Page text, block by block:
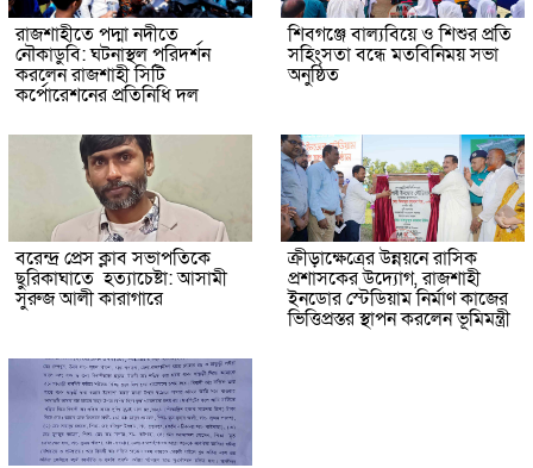
রাজশাহীতে পদ্মা নদীতে
নৌকাডুবি: ঘটনাস্থল পরিদর্শন
করলেন রাজশাহী সিটি
কর্পোরেশনের প্রতিনিধি দল
শিবগঞ্জে বাল্যবিয়ে ও শিশুর প্রতি
সহিংসতা বন্ধে মতবিনিময় সভা
অনুষ্ঠিত
বরেন্দ্র প্রেস ক্লাব সভাপতিকে
ছুরিকাঘাতে হত্যাচেষ্টা: আসামী
সুরুজ আলী কারাগারে
ক্রীড়াক্ষেত্রের উন্নয়নে রাসিক
প্রশাসকের উদ্যোগ, রাজশাহী
ইনডোর স্টেডিয়াম নির্মাণ কাজের
ভিত্তিপ্রস্তর স্থাপন করলেন ভূমিমন্ত্রী